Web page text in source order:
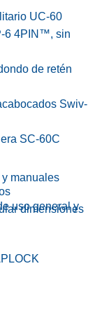
UC-60
6 4PIN™, sin
de retén
Swiv-
SC-60C
dimensiones
manuales
uso general y